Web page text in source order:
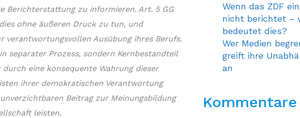
Berichterstattung zu informieren. Art. 5 GG
ohne äußeren Druck zu tun, und
verantwortungsvollen Ausübung ihres Berufs.
separater Prozess, sondern Kernbestandteil
eine konsequente Wahrung dieser
ihrer demokratischen Verantwortung
Beitrag zur Meinungsbildung
leisten.
Wenn das ZDF
nicht berichtet –
bedeutet dies?
Wer Medien
greift ihre
an
Kommentare